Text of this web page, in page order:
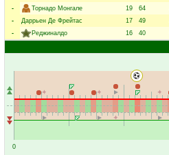
-
Торнадо Монгале 19 64
-
Даррьен Де Фрейтас 17 49
-
Реджиналдо 16 40
0